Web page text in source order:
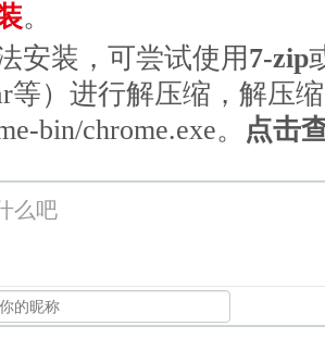
。
安装，可尝试使用7-zip
等）进行解压缩，解压
bin/chrome.exe。
点击
么吧